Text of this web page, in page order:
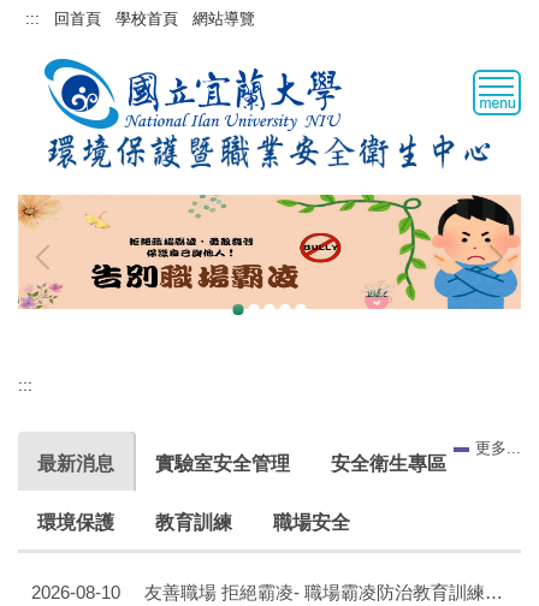
跳::: 回首頁 學校首頁 網站導覽
:::
最新消息 實驗室安全管理 安全衛生專區
環境保護 教育訓練 職場安全
2026-08-10 友善職場 拒絕霸凌- 職場霸凌防治教育訓練活動
更多...